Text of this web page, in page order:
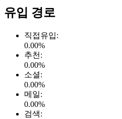
유입 경로
직접유입:
0.00%
추천 :
0.00%
소셜:
0.00%
메일:
0.00%
검색: